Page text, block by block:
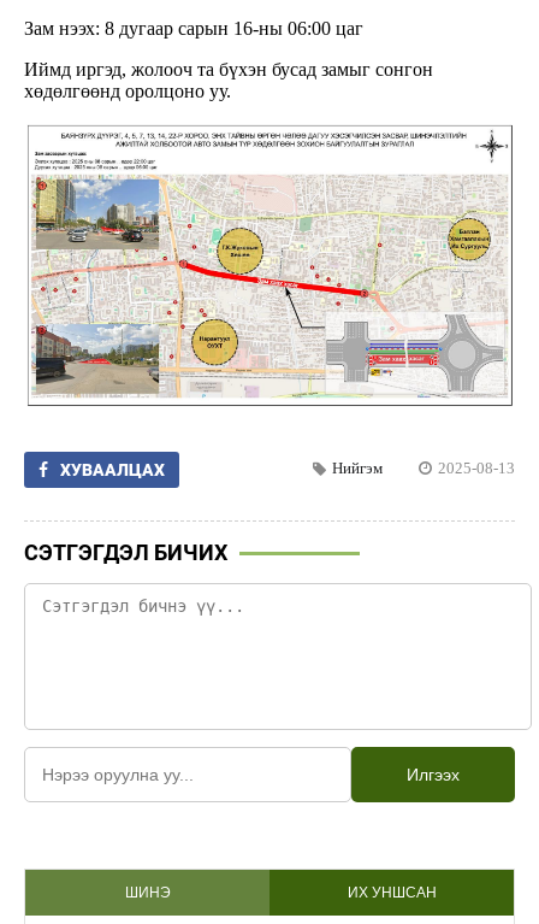
Зам нээх: 8 дугаар сарын 16-ны 06:00 цаг
Иймд иргэд, жолооч та бүхэн бусад замыг сонгон
хөдөлгөөнд оролцоно уу.
ХУВААЛЦАХ Нийгэм 2025-08-13
СЭТГЭГДЭЛ БИЧИХ
Илгээх
ШИНЭ ИХ УНШСАН